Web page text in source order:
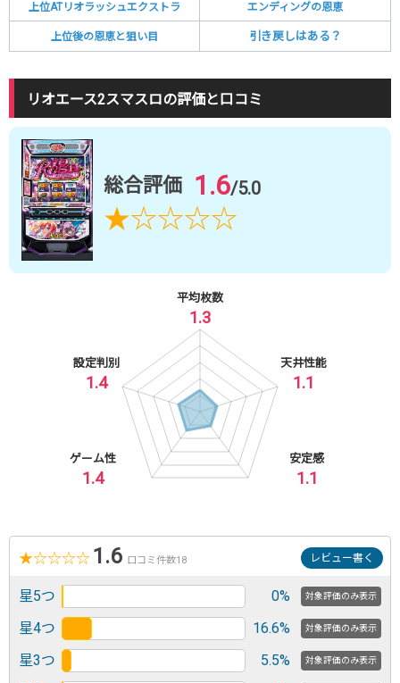
上位ATリオラッシュエクストラ エンディングの恩恵
上位後の恩恵と狙い目 引き戻しはある？
リオエース2スマスロの評価と口コミ
総合評価 1.6/5.0
★☆☆☆☆
1.3
平均枚数
1.1
天井性能
1.1
安定感
1.4
ゲーム性
1.4
設定判別
★☆☆☆☆ 1.6 口コミ件数18 レビュー書く
星5つ 0% 対象評価のみ表示
星4つ 16.6% 対象評価のみ表示
星3つ 5.5% 対象評価のみ表示